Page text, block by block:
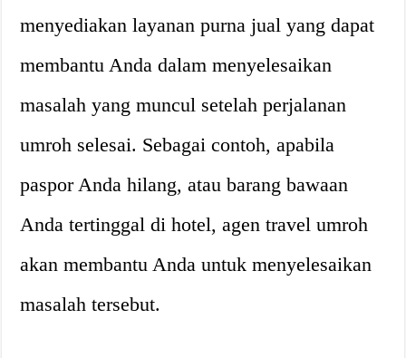
menyediakan layanan purna jual yang dapat
membantu Anda dalam menyelesaikan
masalah yang muncul setelah perjalanan
umroh selesai. Sebagai contoh, apabila
paspor Anda hilang, atau barang bawaan
Anda tertinggal di hotel, agen travel umroh
akan membantu Anda untuk menyelesaikan
masalah tersebut.